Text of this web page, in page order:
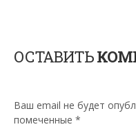
ОСТАВИТЬ
Ваш email не будет
помеченные *